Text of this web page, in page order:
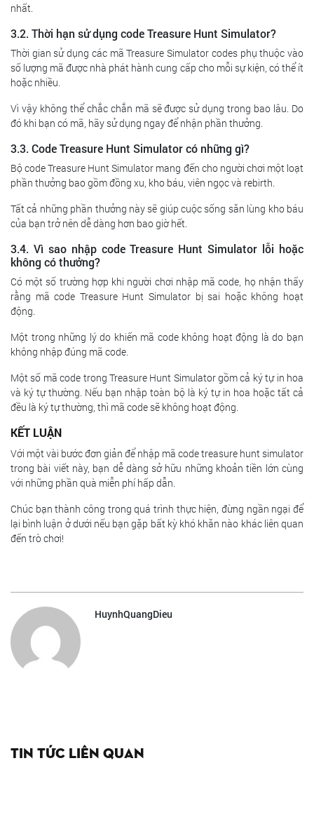
nhất.
3.2. Thời hạn sử dụng code Treasure Hunt Simulator?
Thời gian sử dụng các mã Treasure Simulator codes phụ thuộc vào
số lượng mã được nhà phát hành cung cấp cho mỗi sự kiện, có thể ít
hoặc nhiều.
Vì vậy không thể chắc chắn mã sẽ được sử dụng trong bao lâu. Do
đó khi bạn có mã, hãy sử dụng ngay để nhận phần thưởng.
3.3. Code Treasure Hunt Simulator có những gì?
Bộ code Treasure Hunt Simulator mang đến cho người chơi một loạt
phần thưởng bao gồm đồng xu, kho báu, viên ngọc và rebirth.
Tất cả những phần thưởng này sẽ giúp cuộc sống săn lùng kho báu
của bạn trở nên dễ dàng hơn bao giờ hết.
3.4. Vì sao nhập code Treasure Hunt Simulator lỗi hoặc
không có thưởng?
Có một số trường hợp khi người chơi nhập mã code, họ nhận thấy
rằng mã code Treasure Hunt Simulator bị sai hoặc không hoạt
động.
Một trong những lý do khiến mã code không hoạt động là do bạn
không nhập đúng mã code.
Một số mã code trong Treasure Hunt Simulator gồm cả ký tự in hoa
và ký tự thường. Nếu bạn nhập toàn bộ là ký tự in hoa hoặc tất cả
đều là ký tự thường, thì mã code sẽ không hoạt động.
KẾT LUẬN
Với một vài bước đơn giản để nhập mã code treasure hunt simulator
trong bài viết này, bạn dễ dàng sở hữu những khoản tiền lớn cùng
với những phần quà miễn phí hấp dẫn.
Chúc bạn thành công trong quá trình thực hiện, đừng ngần ngại để
lại bình luận ở dưới nếu bạn gặp bất kỳ khó khăn nào khác liên quan
đến trò chơi!
HuynhQuangDieu
Tin tức liên quan